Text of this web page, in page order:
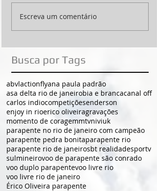
Escreva um comentário
Busca por Tags
abvlactionflyana paula padrão
asa delta rio de janeirobia e brancacanal off
carlos indiocompetiçõesenderson
enjoy in rioerico oliveiragravações
momento de coragemmtvniviuk
parapente no rio de janeiro com campeão
parapente pedra bonitaparapente rio
parapente rio de janeirosbt realidadesportv
sulmineirovoo de parapente são conrado
voo duplo parapentevoo livre rio
voo livre rio de janeiro
Érico Oliveira parapente